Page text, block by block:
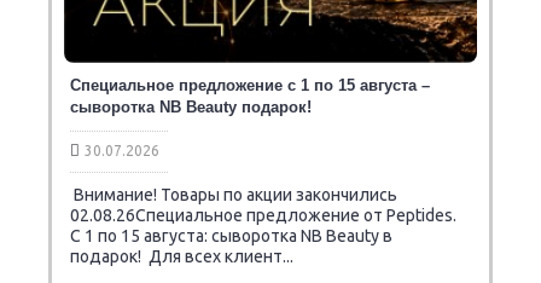
Специальное предложение с 1 по 15 августа –
сыворотка NB Beauty подарок!
30.07.2026
Внимание! Товары по акции закончились
02.08.26Специальное предложение от Peptides.
C 1 по 15 августа: сыворотка NB Beauty в
подарок! Для всех клиент...